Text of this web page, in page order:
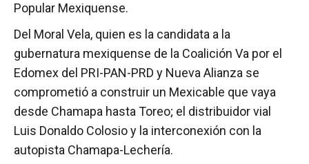
Popular Mexiquense.
Del Moral Vela, quien es la candidata a la
gubernatura mexiquense de la Coalición Va por el
Edomex del PRI-PAN-PRD y Nueva Alianza se
comprometió a construir un Mexicable que vaya
desde Chamapa hasta Toreo; el distribuidor vial
Luis Donaldo Colosio y la interconexión con la
autopista Chamapa-Lechería.